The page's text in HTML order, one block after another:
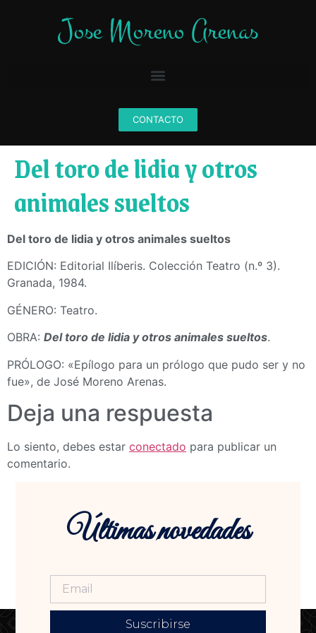
CONTACTO
Del toro de lidia y otros
animales sueltos
Del toro de lidia y otros animales sueltos
EDICIÓN: Editorial Ilíberis. Colección Teatro (n.º 3).
Granada, 1984.
GÉNERO: Teatro.
OBRA: Del toro de lidia y otros animales sueltos.
PRÓLOGO: «Epílogo para un prólogo que pudo ser y no
fue», de José Moreno Arenas.
Deja una respuesta
Lo siento, debes estar conectado para publicar un
comentario.
Últimas novedades
Suscribirse